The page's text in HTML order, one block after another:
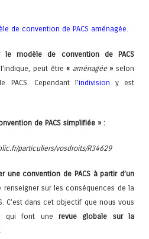
de convention de PACS aménagée.
le modèle de convention de PACS
peut être« aménagée » selon
Cependant l’indivision y est
de PACS simplifiée » :
particuliers/vosdroits/R34629
une convention de PACS à partir d’un
renseigner sur les conséquences de la
C’est dans cet objectif que nous vous
qui font une revue globale sur la